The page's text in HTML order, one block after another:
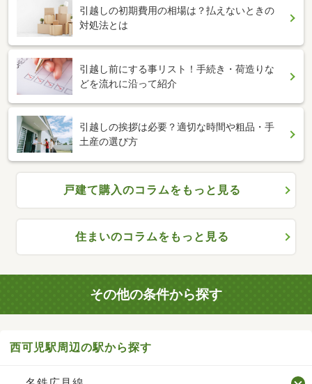
引越しの初期費用の相場は？払えないときの
対処法とは
引越し前にする事リスト！手続き・荷造りな
どを流れに沿って紹介
引越しの挨拶は必要？適切な時間や粗品・手
土産の選び方
戸建て購入のコラムをもっと見る
住まいのコラムをもっと見る
その他の条件から探す
西可児駅周辺の駅から探す